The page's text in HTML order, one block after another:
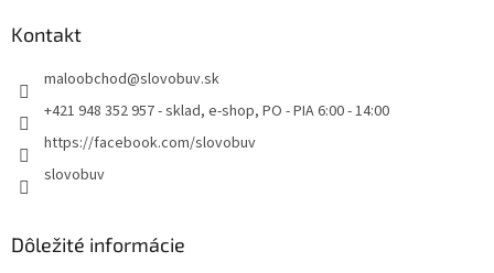
Kontakt
maloobchod@slovobuv.sk
+421 948 352 957 - sklad, e-shop, PO - PIA 6:00 - 14:00
https://facebook.com/slovobuv
slovobuv
Dôležité informácie